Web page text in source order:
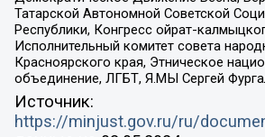
Татарской Автономной Советской
Республики, Конгресс ойрат-
Исполнительный комитет совета
Красноярского края, Этническое
объединение, ЛГБТ, Я.МЫ Сергей
Источник:
https://minjust.gov.ru/ru/